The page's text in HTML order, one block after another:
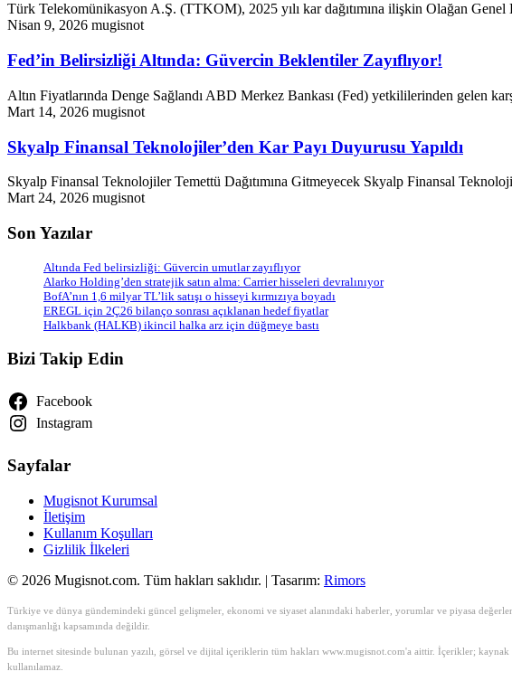
Türk Telekomünikasyon A.Ş. (TTKOM), 2025 yılı kar dağıtımına ilişkin Olağan
Nisan 9, 2026 mugisnot
Fed’in Belirsizliği Altında: Güvercin Beklentiler Zayıflıyor!
Altın Fiyatlarında Denge Sağlandı ABD Merkez Bankası (Fed) yetkililerinden gelen
Mart 14, 2026 mugisnot
Skyalp Finansal Teknolojiler’den Kar Payı Duyurusu Yapıldı
Skyalp Finansal Teknolojiler Temettü Dağıtımına Gitmeyecek Skyalp Finansal
Mart 24, 2026 mugisnot
Son Yazılar
Altında Fed belirsizliği: Güvercin umutlar zayıflıyor
Alarko Holding’den stratejik satın alma: Carrier hisseleri devralınıyor
BofA’nın 1,6 milyar TL’lik satışı o hisseyi kırmızıya boyadı
EREGL için 2Ç26 bilanço sonrası açıklanan hedef fiyatlar
Halkbank (HALKB) ikincil halka arz için düğmeye bastı
Bizi Takip Edin
Facebook
Instagram
Sayfalar
Mugisnot Kurumsal
İletişim
Kullanım Koşulları
Gizlilik İlkeleri
© 2026 Mugisnot.com. Tüm hakları saklıdır. | Tasarım: Rimors
Türkiye ve dünya gündemindeki güncel gelişmeler, ekonomi ve siyaset alanındaki haberler, yorumlar ve piyasa
danışmanlığı kapsamında değildir.
Bu internet sitesinde bulunan yazılı, görsel ve dijital içeriklerin tüm hakları www.mugisnot.com'a aittir. İçerikler;
kullanılamaz.